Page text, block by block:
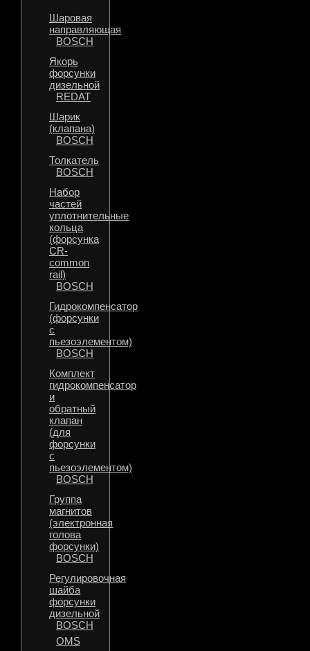
Шаровая
направляющая
BOSCH
Якорь
форсунки
дизельной
REDAT
Шарик
(клапана)
BOSCH
Толкатель
BOSCH
Набор
частей
уплотнительные
кольца
(форсунка
CR-
common
rail)
BOSCH
Гидрокомпенсатор
(форсунки
с
пьезоэлементом)
BOSCH
Комплект
гидрокомпенсатор
и
обратный
клапан
(для
форсунки
с
пьезоэлементом)
BOSCH
Группа
магнитов
(электронная
голова
форсунки)
BOSCH
Регулировочная
шайба
форсунки
дизельной
BOSCH
OMS